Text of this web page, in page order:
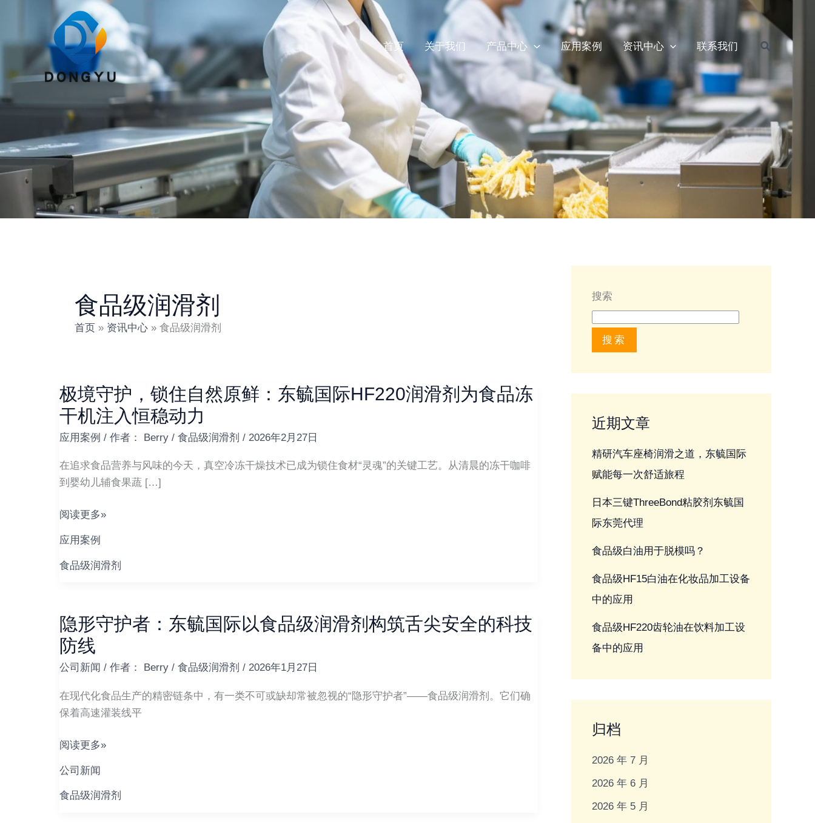
内
首页 关于我们 产品中心 应用案例 资讯中心 联系我们
搜
食品级润滑剂
首页 资讯中心 食品级润滑剂
极境守护，锁住自然原鲜：东毓国际HF220润滑剂为食品冻
干机注入恒稳动力
应用案例 / 作者： Berry / 食品级润滑剂 / 2026年2月27日
在追求食品营养与风味的今天，真空冷冻干燥技术已成为锁住食材“灵魂”的关键工艺。从清晨的冻干咖啡
到婴幼儿辅食果蔬 […]
极
境
守
护，
锁
住
然
鲜：
东
HF220
润
滑
为
食
冻
干
注
阅读更多»
应用案例
食品级润滑剂
隐形守护者：东毓国际以食品级润滑剂构筑舌尖安全的科技
防线
公司新闻 / 作者： Berry / 食品级润滑剂 / 2026年1月27日
在现代化食品生产的精密链条中，有一类不可或缺却常被忽视的“隐形守护者”——食品级润滑剂。它们确
保着高速灌装线平
隐
形
守
护
者：
东
国
以
食
阅读更多»
公司新闻
食品级润滑剂
搜索
搜索
近期文章
精研汽车座椅润滑之道，东毓国际
赋能每一次舒适旅程
日本三键ThreeBond粘胶剂东毓国
际东莞代理
食品级白油用于脱模吗？
食品级HF15白油在化妆品加工设备
中的应用
食品级HF220齿轮油在饮料加工设
备中的应用
归档
2026 年 7 月
2026 年 6 月
2026 年 5 月